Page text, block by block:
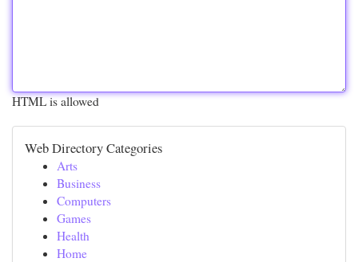
HTML is allowed
Web Directory Categories
Arts
Business
Computers
Games
Health
Home